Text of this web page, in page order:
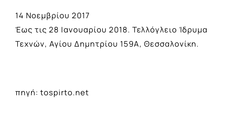
14 Νοεμβρίου 2017
Έως τις 28 Ιανουαρίου 2018. Τελλόγλειο Ίδρυμα
Τεχνών, Αγίου Δημητρίου 159Α, Θεσσαλονίκη.
πηγή: tospirto.net